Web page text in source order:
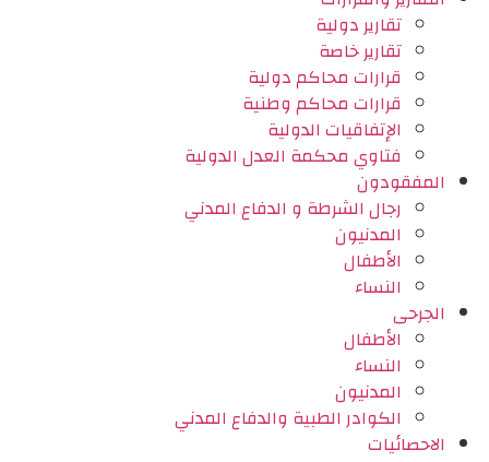
تقارير دولية
تقارير خاصة
قرارات محاكم دولية
قرارات محاكم وطنية
الإتفاقيات الدولية
فتاوي محكمة العدل الدولية
المفقودون
رجال الشرطة و الدفاع المدني
المدنيون
الأطفال
النساء
الجرحى
الأطفال
النساء
المدنيون
الكوادر الطبية والدفاع المدني
الاحصائيات